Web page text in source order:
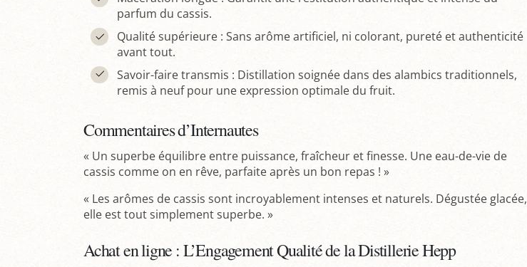
parfum du cassis.
Qualité supérieure : Sans arôme artificiel, ni colorant, pureté et authenticité
avant tout.
Savoir-faire transmis : Distillation soignée dans des alambics traditionnels,
remis à neuf pour une expression optimale du fruit.
Commentaires d’Internautes
« Un superbe équilibre entre puissance, fraîcheur et finesse. Une eau-de-vie de
cassis comme on en rêve, parfaite après un bon repas ! »
« Les arômes de cassis sont incroyablement intenses et naturels. Dégustée glacée,
elle est tout simplement superbe. »
Achat en ligne : L’Engagement Qualité de la Distillerie Hepp